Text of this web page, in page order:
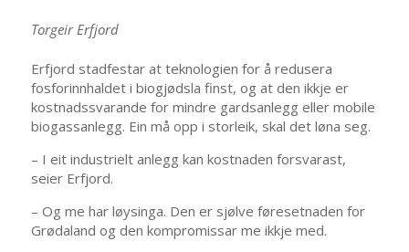
Torgeir Erfjord
Erfjord stadfestar at teknologien for å redusera
fosforinnhaldet i biogjødsla finst, og at den ikkje er
kostnadssvarande for mindre gardsanlegg eller mobile
biogassanlegg. Ein må opp i storleik, skal det løna seg.
– I eit industrielt anlegg kan kostnaden forsvarast,
seier Erfjord.
– Og me har løysinga. Den er sjølve føresetnaden for
Grødaland og den kompromissar me ikkje med.